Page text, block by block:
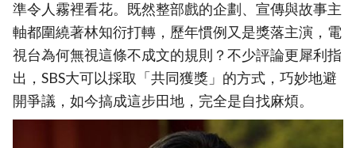
準令人霧裡看花。既然整部戲的企劃、宣傳與故事主
軸都圍繞著林知衍打轉，歷年慣例又是獎落主演，電
視台為何無視這條不成文的規則？不少評論更犀利指
出，SBS大可以採取「共同獲獎」的方式，巧妙地避
開爭議，如今搞成這步田地，完全是自找麻煩。